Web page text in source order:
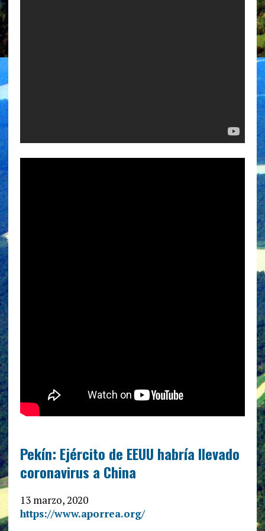
Pekín: Ejército de EEUU habría llevado
coronavirus a China
13 marzo, 2020
https://www.aporrea.org/